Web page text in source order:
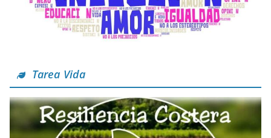
Tarea Vida